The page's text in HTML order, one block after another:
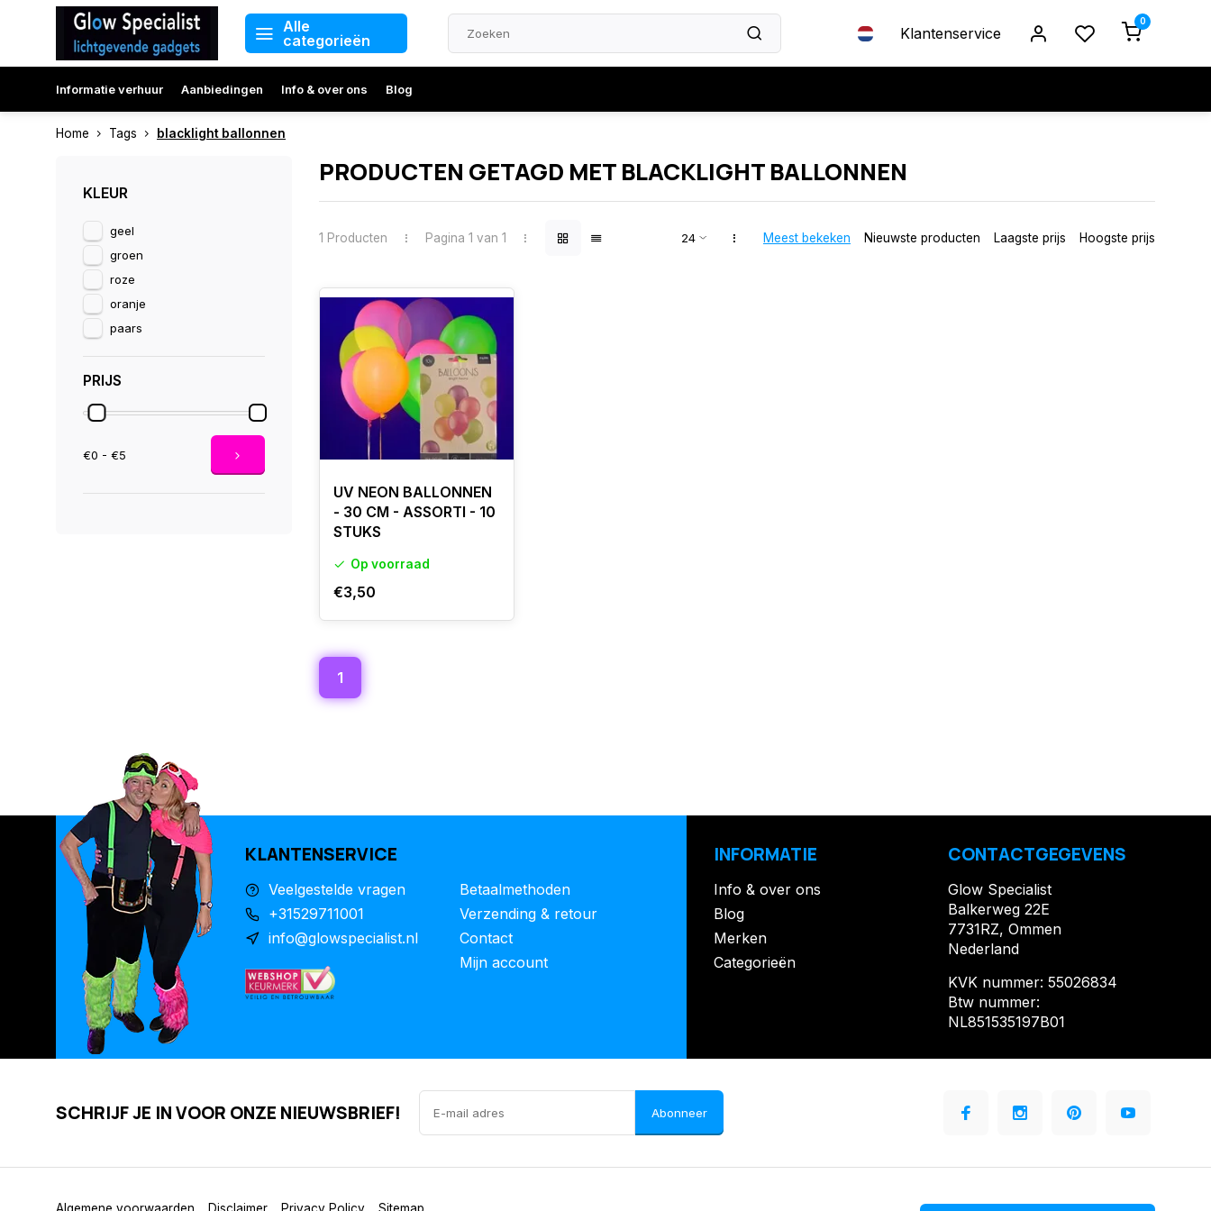
Alle
categorieën
Klantenservice
0
Informatie verhuur Aanbiedingen Info & over ons Blog
Home Tags blacklight ballonnen
KLEUR
geel
groen
roze
oranje
paars
PRIJS
€0 - €5
PRODUCTEN GETAGD MET BLACKLIGHT BALLONNEN
1 Producten Pagina 1 van 1 Meest bekeken Nieuwste producten Laagste prijs Hoogste prijs
UV NEON BALLONNEN
- 30 CM - ASSORTI - 10
STUKS
Op voorraad
€3,50
1
KLANTENSERVICE
Veelgestelde vragen
+31529711001
info@glowspecialist.nl
Betaalmethoden
Verzending & retour
Contact
Mijn account
INFORMATIE
Info & over ons
Blog
Merken
Categorieën
CONTACTGEGEVENS
Glow Specialist
Balkerweg 22E
7731RZ, Ommen
Nederland
KVK nummer: 55026834
Btw nummer:
NL851535197B01
SCHRIJF JE IN VOOR ONZE NIEUWSBRIEF! Abonneer
Algemene voorwaarden Disclaimer Privacy Policy Sitemap